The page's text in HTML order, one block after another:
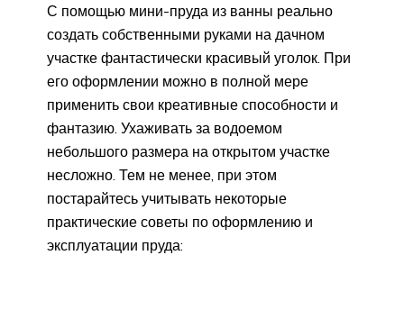
С помощью мини-пруда из ванны реально
создать собственными руками на дачном
участке фантастически красивый уголок. При
его оформлении можно в полной мере
применить свои креативные способности и
фантазию. Ухаживать за водоемом
небольшого размера на открытом участке
несложно. Тем не менее, при этом
постарайтесь учитывать некоторые
практические советы по оформлению и
эксплуатации пруда: